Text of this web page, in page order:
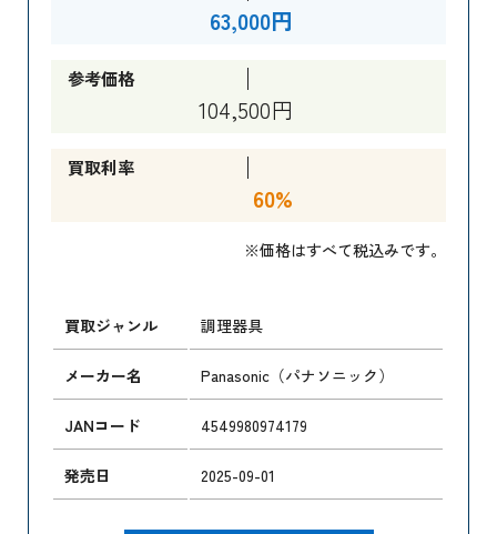
63,000円
参考価格
104,500円
買取利率
60%
※価格はすべて税込みです。
買取ジャンル 調理器具
メーカー名 Panasonic（パナソニック）
JANコード 4549980974179
発売日 2025-09-01